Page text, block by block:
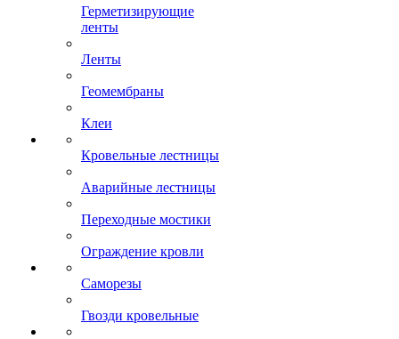
Герметизирующие
ленты
Ленты
Геомембраны
Клеи
Кровельные лестницы
Аварийные лестницы
Переходные мостики
Ограждение кровли
Саморезы
Гвозди кровельные